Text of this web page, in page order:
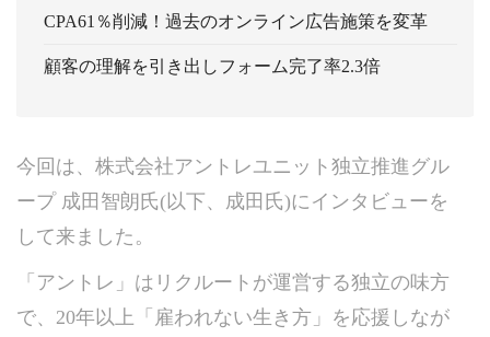
CPA61％削減！過去のオンライン広告施策を変革
顧客の理解を引き出しフォーム完了率2.3倍
今回は、株式会社アントレユニット独立推進グル
ープ 成田智朗氏(以下、成田氏)にインタビューを
して来ました。
「アントレ」はリクルートが運営する独立の味方
で、20年以上「雇われない生き方」を応援しなが